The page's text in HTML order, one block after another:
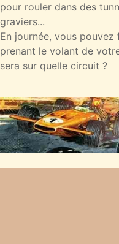
pour rouler dans des
graviers...
En journée, vous
prenant le volant de
sera sur quelle circuit ?